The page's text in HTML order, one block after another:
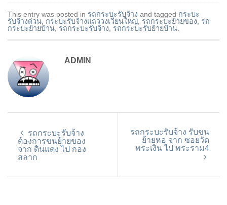
This entry was posted in รถกระบะรับจ้าง and tagged กระบะ
รับจ้างด่วน, กระบะรับจ้างแถววงเวียนใหญ่, รถกระบะย้ายของ, รถ
กระบะย้ายบ้าน, รถกระบะรับจ้าง, รถกระบะรับย้ายบ้าน.
ADMIN
รถกระบะรับจ้าง
ต้องการขนย้ายของ
จาก ดินแดง ไป กอง
สลาก
รถกระบะรับจ้าง รับขน
ย้ายหอ จาก ซอยวัด
พระเงิน ไป พระราม4